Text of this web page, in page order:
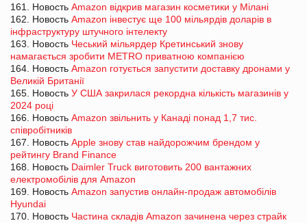
161. Новость Amazon відкрив магазин косметики у Мілані
162. Новость Amazon інвестує ще 100 мільярдів доларів в
інфраструктуру штучного інтелекту
163. Новость Чеський мільярдер Кретинський знову
намагається зробити METRO приватною компанією
164. Новость Amazon готується запустити доставку дронами у
Великій Британії
165. Новость У США закрилася рекордна кількість магазинів у
2024 році
166. Новость Amazon звільнить у Канаді понад 1,7 тис.
співробітників
167. Новость Apple знову став найдорожчим брендом у
рейтингу Brand Finance
168. Новость Daimler Truck виготовить 200 вантажних
електромобілів для Amazon
169. Новость Amazon запустив онлайн-продаж автомобілів
Hyundai
170. Новость Частина складів Amazon зачинена через страйк